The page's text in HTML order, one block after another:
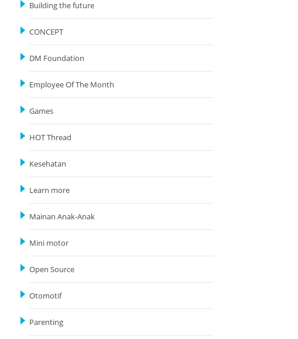
Building the future
CONCEPT
DM Foundation
Employee Of The Month
Games
HOT Thread
Kesehatan
Learn more
Mainan Anak-Anak
Mini motor
Open Source
Otomotif
Parenting